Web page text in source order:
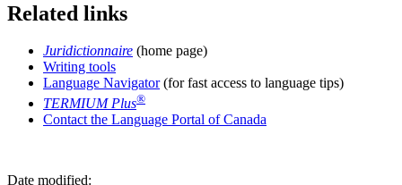
Related links
Juridictionnaire (home page)
Writing tools
Language Navigator(for fast access to language tips)
TERMIUM Plus®
Contact the Language Portal of Canada
Date modified: